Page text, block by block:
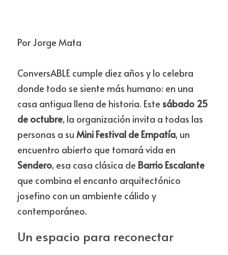
Por Jorge Mata
ConversABLE cumple diez años y lo celebra
donde todo se siente más humano: en una
casa antigua llena de historia. Este sábado 25
de octubre, la organización invita a todas las
personas a su Mini Festival de Empatía, un
Sendero, esa casa clásica de Barrio Escalante
que combina el encanto arquitectónico
josefino con un ambiente cálido y
contemporáneo.
Un espacio para reconectar